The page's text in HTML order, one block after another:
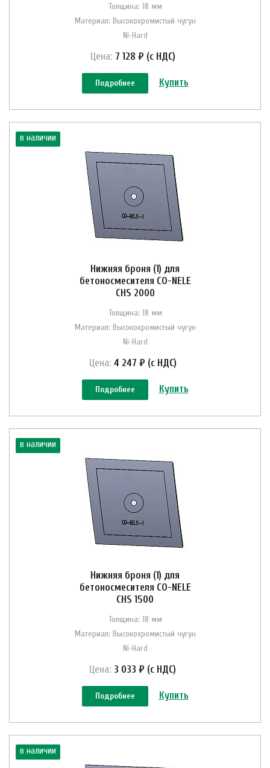
Толщина: 18 мм
Материал: Высокохромистый чугун
Ni-Hard
Цена: 7 128 ₽ (с НДС)
Подробнее Купить
в наличии
Нижняя броня (1) для
бетоносмесителя CO-NELE
CHS 2000
Толщина: 18 мм
Материал: Высокохромистый чугун
Ni-Hard
Цена: 4 247 ₽ (с НДС)
Подробнее Купить
в наличии
Нижняя броня (1) для
бетоносмесителя CO-NELE
CHS 1500
Толщина: 18 мм
Материал: Высокохромистый чугун
Ni-Hard
Цена: 3 033 ₽ (с НДС)
Подробнее Купить
в наличии